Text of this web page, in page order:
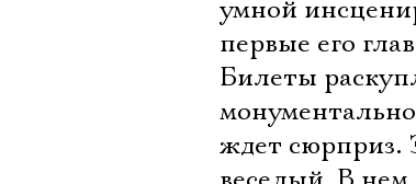
умной
первые его
Билеты
ждет сюрприз.